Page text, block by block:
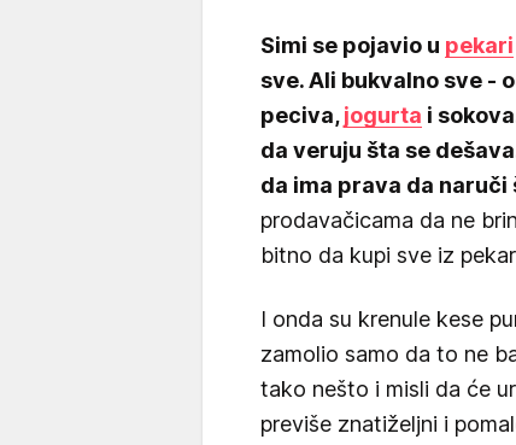
Simi se pojavio u pekari
sve. Ali bukvalno sve -
peciva,jogurta i
da veruju šta se
da ima prava da naruči
prodavačicama da ne
bitno da kupi sve iz
I onda su krenule kese
zamolio samo da to ne
tako nešto i misli da će
previše znatiželjni i